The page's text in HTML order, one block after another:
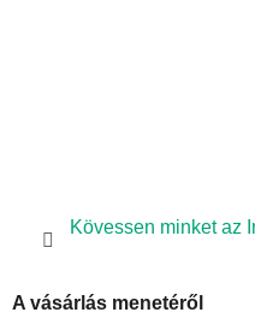
Kövessen minket az
A vásárlás menetéről